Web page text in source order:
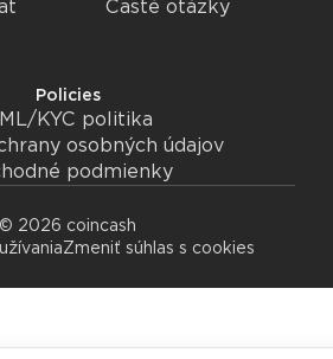
Časté otázky
Policies
KYC politika
osobných údajov
podmienky
© 2026 coincash
Zmeniť súhlas s cookies